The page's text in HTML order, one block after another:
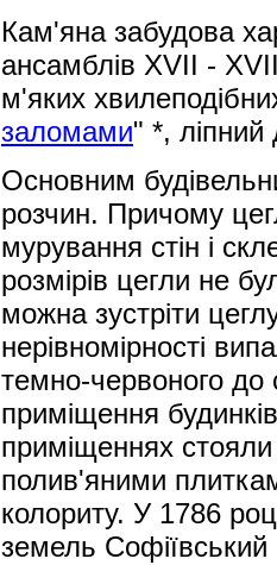
Кам'яна забудова
ансамблів XVII -
м'яких
заломами" *,
Основним
розчин. Причому
мурування стін і
розмірів цегли не
можна зустріти
нерівномірності
темно-червоного до
приміщення
приміщеннях стояли
полив'яними
колориту. У 1786
земель